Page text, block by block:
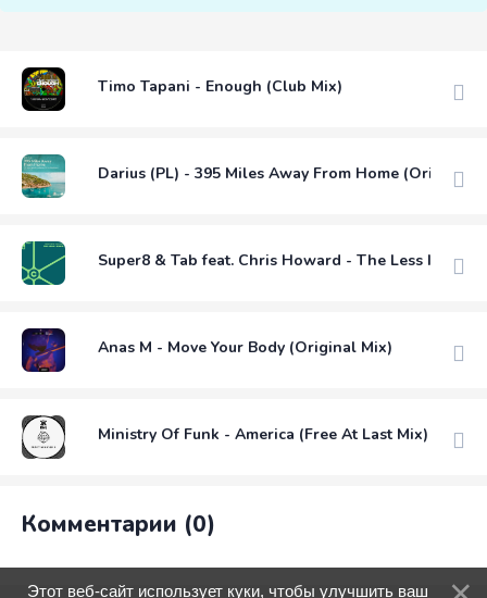
Timo Tapani - Enough (Club Mix)
Darius (PL) - 395 Miles Away From Home (Original
Super8 & Tab feat. Chris Howard - The Less I Know
Anas M - Move Your Body (Original Mix)
Ministry Of Funk - America (Free At Last Mix)
Комментарии (0)
Этот веб-сайт использует куки, чтобы улучшить ваш